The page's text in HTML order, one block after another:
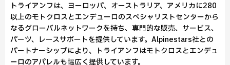
トライアンフは、ヨーロッパ、オーストラリア、アメリカに280
以上のモトクロスとエンデューロのスペシャリストセンターから
なるグローバルネットワークを持ち、専門的な販売、サービス、
パーツ、レースサポートを提供しています。Alpinestars社との
パートナーシップにより、トライアンフはモトクロスとエンデュ
ーロのアパレルも幅広く提供しています。